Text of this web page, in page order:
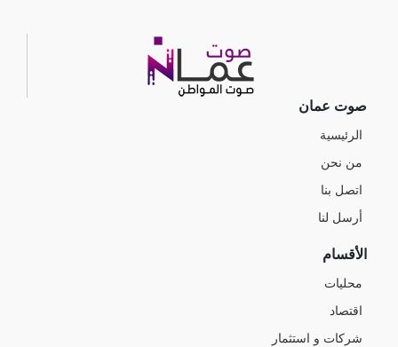
صوت عمان
الرئيسية
من نحن
اتصل بنا
أرسل لنا
الأقسام
محليات
اقتصاد
شركات و استثمار